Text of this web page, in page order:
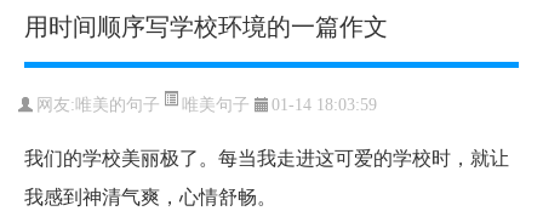
用时间顺序写学校环境的一篇作文
网友: 唯美的句子 唯美句子 01-14 18:03:59
我们的学校美丽极了。每当我走进这可爱的学校时，就让
我感到神清气爽，心情舒畅。